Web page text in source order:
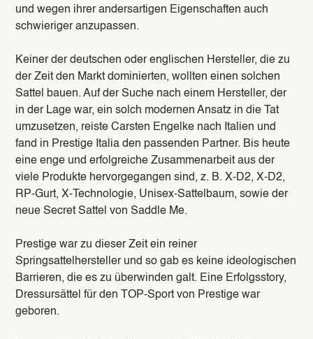
und wegen ihrer andersartigen Eigenschaften auch
schwieriger anzupassen.
Keiner der deutschen oder englischen Hersteller, die zu
der Zeit den Markt dominierten, wollten einen solchen
Sattel bauen. Auf der Suche nach einem Hersteller, der
in der Lage war, ein solch modernen Ansatz in die Tat
umzusetzen, reiste Carsten Engelke nach Italien und
fand in Prestige Italia den passenden Partner. Bis heute
eine enge und erfolgreiche Zusammenarbeit aus der
viele Produkte hervorgegangen sind, z. B. X-D2, X-D2,
RP-Gurt, X-Technologie, Unisex-Sattelbaum, sowie der
neue Secret Sattel von Saddle Me.
Prestige war zu dieser Zeit ein reiner
Springsattelhersteller und so gab es keine ideologischen
Barrieren, die es zu überwinden galt. Eine Erfolgsstory,
Dressursättel für den TOP-Sport von Prestige war
geboren.